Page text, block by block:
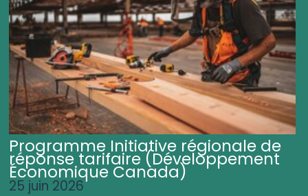
Programme Initiative régionale de
réponse tarifaire (Développement
Économique Canada)
25 juin 2026